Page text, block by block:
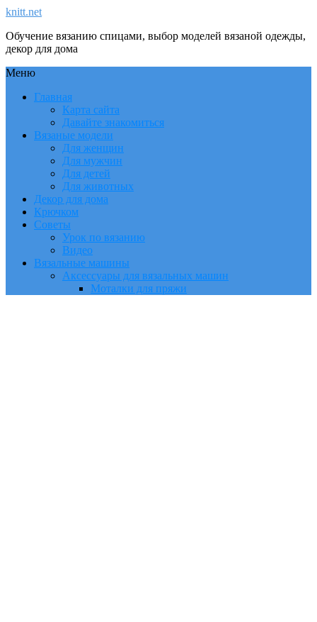
knitt.net
Обучение вязанию спицами, выбор моделей вязаной одежды,
декор для дома
Меню
Главная
Карта сайта
Давайте знакомиться
Вязаные модели
Для женщин
Для мужчин
Для детей
Для животных
Декор для дома
Крючком
Советы
Урок по вязанию
Видео
Вязальные машины
Аксессуары для вязальных машин
Моталки для пряжи